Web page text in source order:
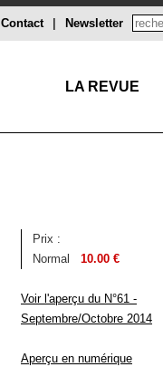
Newsletter
Contact
LA REVUE
Prix :
Normal
10.00 €
Voir l'aperçu du N°61 -
Septembre/Octobre 2014
Aperçu en numérique